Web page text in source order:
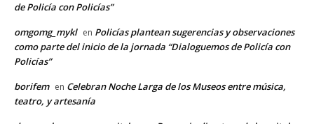
de Policía con Policías”
omgomg_mykl en Policías plantean sugerencias y observaciones
como parte del inicio de la jornada “Dialoguemos de Policía con
Policías”
borifem en Celebran Noche Larga de los Museos entre música,
teatro, y artesanía